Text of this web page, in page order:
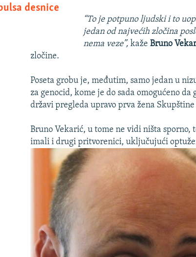
desnice
“To je potpuno ljudski i to
jedan od najvećih zločina
nema veze”, kaže Bruno
zločine.
Poseta grobu je, međutim, samo jedan u
za genocid, kome je do sada omogućeno
državi pregleda upravo prva žena
Bruno Vekarić, u tome ne vidi ništa sporno,
imali i drugi pritvorenici, uključujući